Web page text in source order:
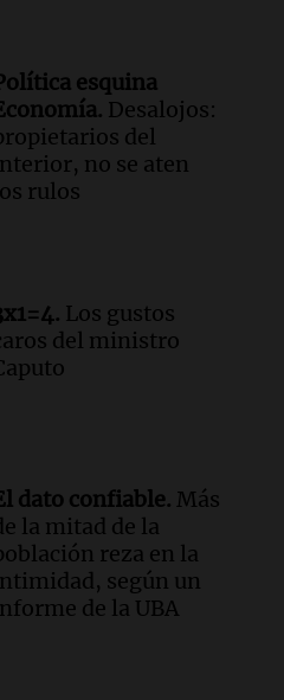
llega a Córdoba a
una obra que
masculinas
esquina
Desalojos:
del
no se aten
rulos
Los gustos
del ministro
dato confiable. Más
la mitad de la
reza en la
según un
de la UBA